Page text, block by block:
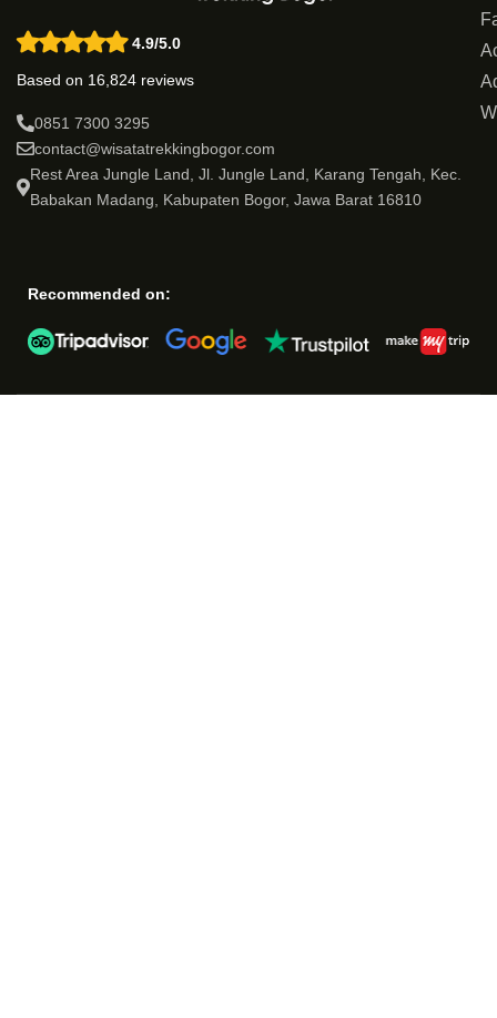
4.9/5.0
Based on 16,824 reviews
0851 7300 3295
contact@wisatatrekkingbogor.com
Rest Area Jungle Land, Jl. Jungle Land, Karang Tengah, Kec.
Babakan Madang, Kabupaten Bogor, Jawa Barat 16810
Recommended on: